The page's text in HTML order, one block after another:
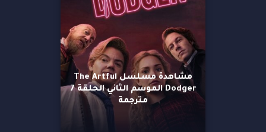
مشاهدة مسلسل The Artful
Dodger الموسم الثاني الحلقة 7
مترجمة